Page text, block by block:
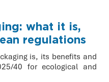
what it is,
regulations
is, its benefits and
40 for ecological and